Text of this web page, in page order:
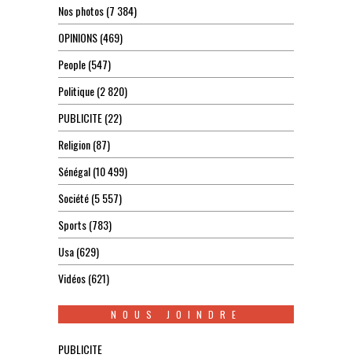
Nos photos(7 384)
OPINIONS(469)
People(547)
Politique(2 820)
PUBLICITE(22)
Religion(87)
Sénégal(10 499)
Société(5 557)
Sports(783)
Usa(629)
Vidéos(621)
NOUS JOINDRE
PUBLICITE